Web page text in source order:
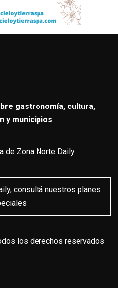
gastronomía, cultura,
y municipios
de Zona Norte Daily
consultá nuestros planes
los derechos reservados